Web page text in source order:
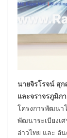
นายจิรโรจน์ สุ
และจราจรภูมิภ
โครงการพัฒนา
พัฒนาระเบียงเ
อ่าวไทย และ อั